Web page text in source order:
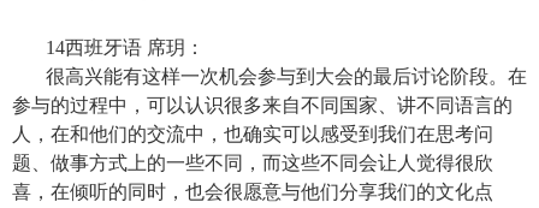
14西班牙语 席玥：
很高兴能有这样一次机会参与到大会的最后讨论阶段。在
参与的过程中，可以认识很多来自不同国家、讲不同语言的
人，在和他们的交流中，也确实可以感受到我们在思考问
题、做事方式上的一些不同，而这些不同会让人觉得很欣
喜，在倾听的同时，也会很愿意与他们分享我们的文化点